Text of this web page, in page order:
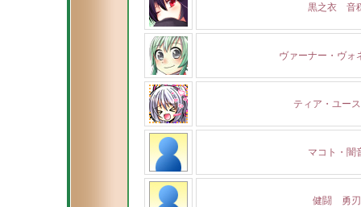
黒之衣 音
ヴァーナー・ヴォ
ティア・ユー
マコト・闇
健闘 勇刃